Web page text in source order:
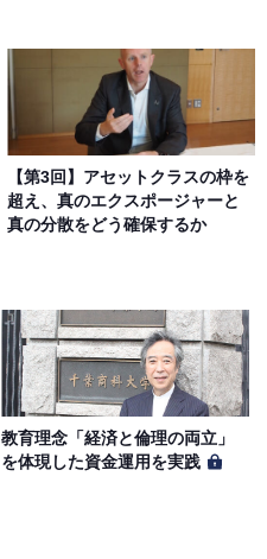
【第3回】アセットクラスの枠を
超え、真のエクスポージャーと
真の分散をどう確保するか
教育理念「経済と倫理の両立」
を体現した資金運用を実践